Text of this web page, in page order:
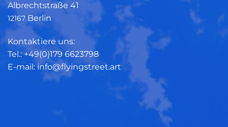
Albrechtstraße 41
12167 Berlin
Kontaktiere uns:
Tel.: +49(0)179 6623798
E-mail: info@flyingstreet.art